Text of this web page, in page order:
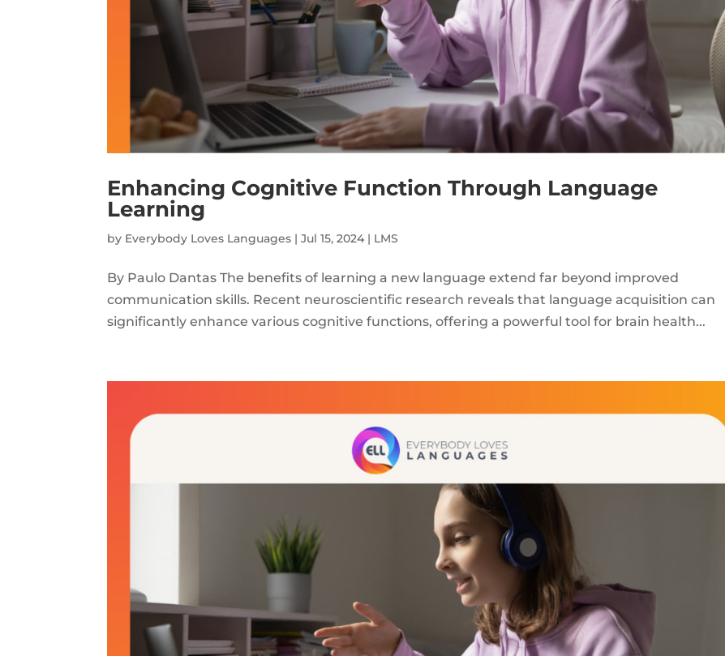
Enhancing Cognitive Function Through Language
Learning
by Everybody Loves Languages | Jul 15, 2024 | LMS
By Paulo Dantas The benefits of learning a new language extend far beyond improved
communication skills. Recent neuroscientific research reveals that language acquisition can
significantly enhance various cognitive functions, offering a powerful tool for brain health...